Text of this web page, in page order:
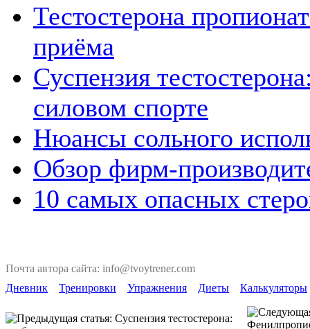
Тестостерона
приёма
Суспензия
силовом спорте
Нюансы сольного
Обзор фирм-
10 самых опасных
Почта автора сайта: info@tvoytrener.com
Дневник
Тренировки Упражнения Диеты Калькуляторы